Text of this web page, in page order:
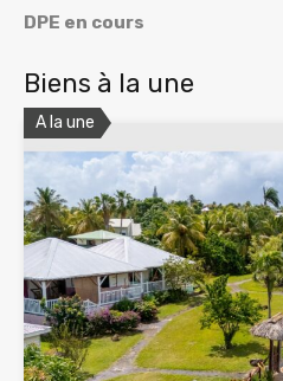
DPE en cours
Biens à la une
A la une